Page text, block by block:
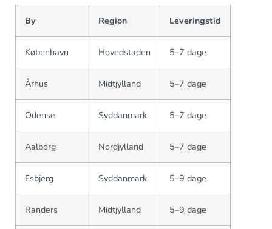
By Region Leveringstid
København Hovedstaden 5–7 dage
Århus Midtjylland 5–7 dage
Odense Syddanmark 5–7 dage
Aalborg Nordjylland 5–7 dage
Esbjerg Syddanmark 5–9 dage
Randers Midtjylland 5–9 dage